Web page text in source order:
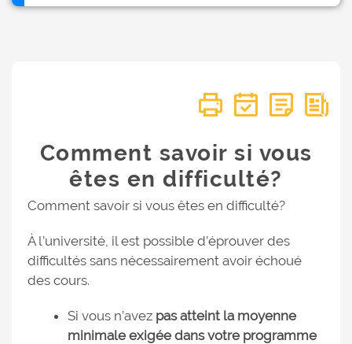
Comment savoir si vous
êtes en difficulté?
Comment savoir si vous êtes en difficulté?
À l’université, il est possible d’éprouver des
difficultés sans nécessairement avoir échoué
des cours.
Si vous n’avez pas atteint la moyenne
minimale exigée dans votre programme